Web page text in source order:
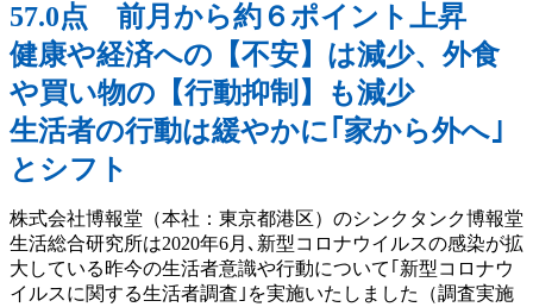
57.0点 前月から約６ポイント上昇
健康や経済への【不安】は減少、外食
や買い物の【行動抑制】も減少
生活者の行動は緩やかに｢家から外へ｣
とシフト
株式会社博報堂（本社：東京都港区）のシンクタンク博報堂
生活総合研究所は2020年6月､新型コロナウイルスの感染が拡
大している昨今の生活者意識や行動について｢新型コロナウ
イルスに関する生活者調査｣を実施いたしました（調査実施